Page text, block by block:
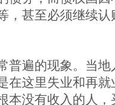
，甚至必须继续
遍的现象。当地
在这里失业和再
本没有收入的人